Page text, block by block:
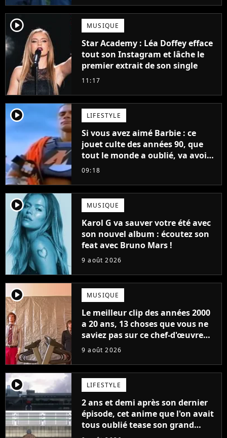
player2 MUSIQUE
Star Academy : Léa Doffey efface
tout son Instagram et lâche le
premier extrait de son single
11:17
player2 LIFESTYLE
Si vous avez aimé Barbie : ce
jouet culte des années 90, que
tout le monde a oublié, va avoir
un film
09:18
player2 MUSIQUE
Karol G va sauver votre été avec
son nouvel album : écoutez son
feat avec Bruno Mars !
9 août 2026
player2 MUSIQUE
Le meilleur clip des années 2000
a 20 ans, 13 choses que vous ne
saviez pas sur ce chef-d'œuvre
qui a révolutionné YouTube
9 août 2026
player2 LIFESTYLE
2 ans et demi après son dernier
épisode, cet anime que l'on avait
tous oublié tease son grand